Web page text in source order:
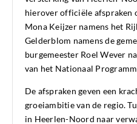
hierover officiële afspraken
Mona Keijzer namens het
Gelderblom namens de
burgemeester Roel Wever
van het Nationaal
De afspraken geven een
groeiambitie van de regio.
in Heerlen-Noord naar